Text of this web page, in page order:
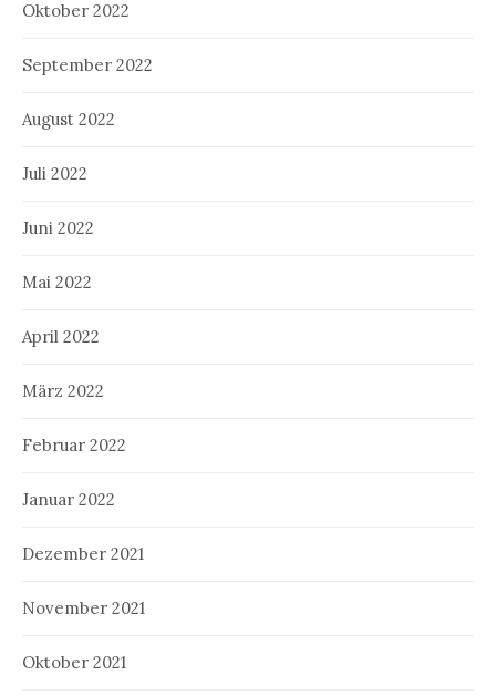
Oktober 2022
September 2022
August 2022
Juli 2022
Juni 2022
Mai 2022
April 2022
März 2022
Februar 2022
Januar 2022
Dezember 2021
November 2021
Oktober 2021